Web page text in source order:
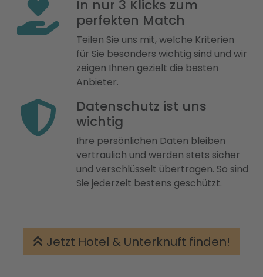
In nur 3 Klicks zum
perfekten Match
Teilen Sie uns mit, welche Kriterien
für Sie besonders wichtig sind und wir
zeigen Ihnen gezielt die besten
Anbieter.
Datenschutz ist uns
wichtig
Ihre persönlichen Daten bleiben
vertraulich und werden stets sicher
und verschlüsselt übertragen. So sind
Sie jederzeit bestens geschützt.
Jetzt Hotel & Unterknuft finden!